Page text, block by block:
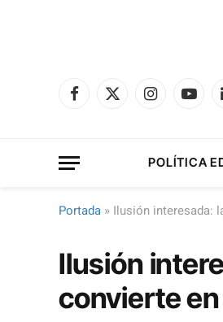
Facebook
X
Instagram
POLÍTICA
Portada » Ilusión interesada:
Ilusión
convierte